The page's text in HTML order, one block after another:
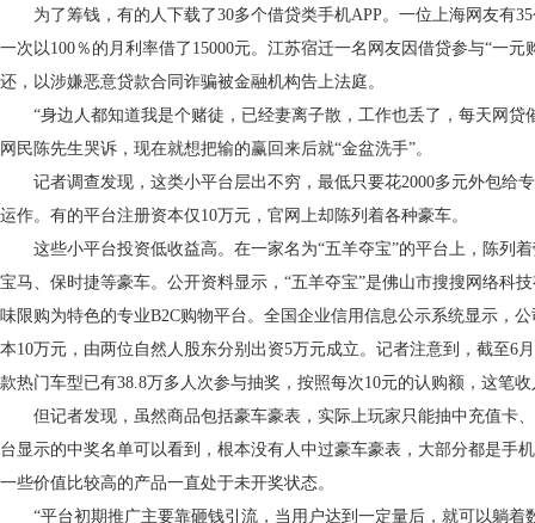
为了筹钱，有的人下载了30多个借贷类手机APP。一位上海网友有35
一次以100％的月利率借了15000元。江苏宿迁一名网友因借贷参与“一元
还，以涉嫌恶意贷款合同诈骗被金融机构告上法庭。
“身边人都知道我是个赌徒，已经妻离子散，工作也丢了，每天网贷
网民陈先生哭诉，现在就想把输的赢回来后就“金盆洗手”。
记者调查发现，这类小平台层出不穷，最低只要花2000多元外包给
运作。有的平台注册资本仅10万元，官网上却陈列着各种豪车。
这些小平台投资低收益高。在一家名为“五羊夺宝”的平台上，陈列着
宝马、保时捷等豪车。公开资料显示，“五羊夺宝”是佛山市搜搜网络科
味限购为特色的专业B2C购物平台。全国企业信用信息公示系统显示，
本10万元，由两位自然人股东分别出资5万元成立。记者注意到，截至6
款热门车型已有38.8万多人次参与抽奖，按照每次10元的认购额，这笔
但记者发现，虽然商品包括豪车豪表，实际上玩家只能抽中充值卡
台显示的中奖名单可以看到，根本没有人中过豪车豪表，大部分都是手
一些价值比较高的产品一直处于未开奖状态。
“平台初期推广主要靠砸钱引流，当用户达到一定量后，就可以躺着